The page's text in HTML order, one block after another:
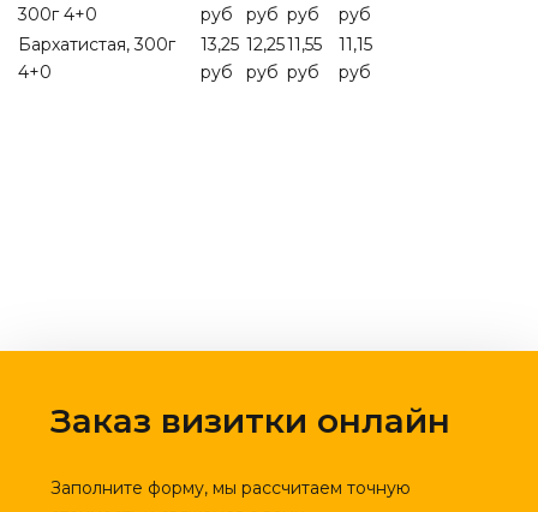
300г 4+0
руб
руб руб
руб
Бархатистая, 300г
4+0
13,25
руб
12,25
руб
11,55
руб
11,15
руб
Заказ визитки онлайн
Заполните форму, мы рассчитаем точную